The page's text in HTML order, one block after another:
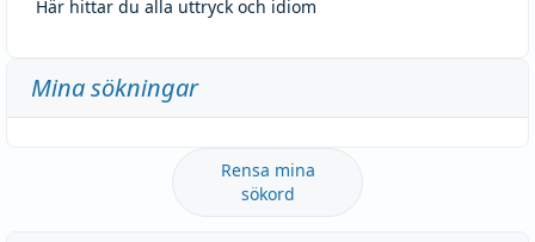
Här hittar du alla uttryck och idiom
Mina sökningar
Rensa mina
sökord